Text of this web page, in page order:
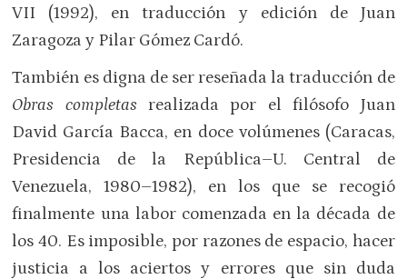
VII (1992), en traducción y edición de Juan
Zaragoza y Pilar Gómez Cardó.
También es digna de ser reseñada la traducción de
Obras completas realizada por el filósofo Juan
David García Bacca, en doce volúmenes (Caracas,
Presidencia de la República–U. Central de
Venezuela, 1980–1982), en los que se recogió
finalmente una labor comenzada en la década de
los 40. Es imposible, por razones de espacio, hacer
justicia a los aciertos y errores que sin duda